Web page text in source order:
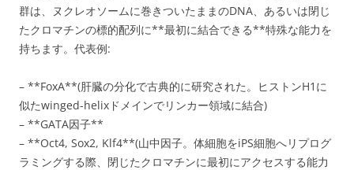
群は、ヌクレオソームに巻きついたままのDNA、あるいは閉じ
たクロマチンの標的配列に**最初に結合できる**特殊な能力を
持ちます。代表例:
– **FoxA**(肝臓の分化で古典的に研究された。ヒストンH1に
似たwinged-helixドメインでリンカー領域に結合)
– **GATA因子**
– **Oct4, Sox2, Klf4**(山中因子。体細胞をiPS細胞へリプログ
ラミングする際、閉じたクロマチンに最初にアクセスする能力